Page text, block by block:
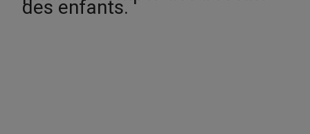
des enfants.